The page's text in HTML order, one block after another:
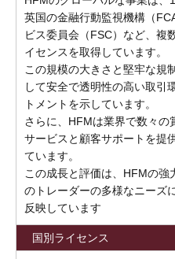
英国の金融行動監視機構（
ビス委員会（FSC）など、複
イセンスを取得しています。
この規模の大きさと堅牢な規
して安全で透明性の高い取引
トメントを示しています。
さらに、HFMは業界で数々の
サービスと顧客サポートを提
ています。
この成長と評価は、HFMの強
のトレーダーの多様なニーズ
反映しています
国別ライセンス